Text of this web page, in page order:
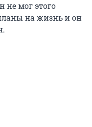
не мог этого
на жизнь и он